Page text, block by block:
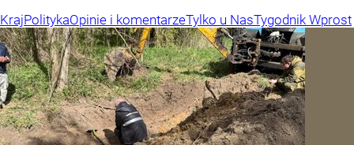
KrajPolitykaOpinie i komentarzeTylko u NasTygodnik Wprost